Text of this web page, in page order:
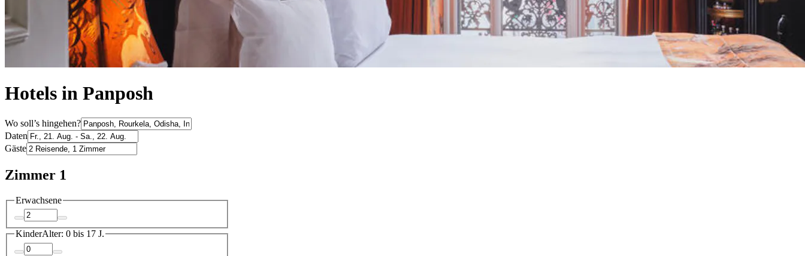
Hotels in Panposh
Wo soll’s hingehen?
Daten
Gäste
Zimmer 1
Erwachsene
KinderAlter: 0 bis 17 J.